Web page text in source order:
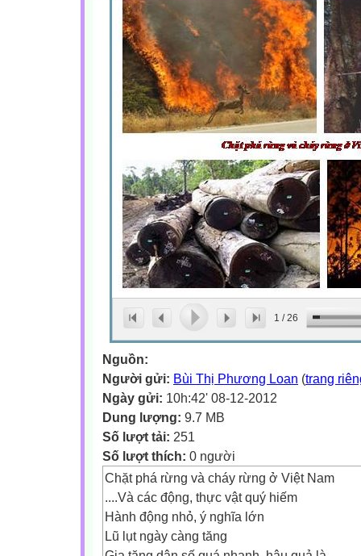
1 /26
Nguồn:
Người gửi: Bùi Thị Phương Loan (trang
Ngày gửi: 10h:42' 08-12-2012
Dung lượng: 9.7 MB
Số lượt tải: 251
Số lượt thích: 0 người
Chặt phá rừng và cháy rừng ở Việt Nam
....Và các động, thực vật quý hiếm
Hành động nhỏ, ý nghĩa lớn
Lũ lụt ngày càng tăng